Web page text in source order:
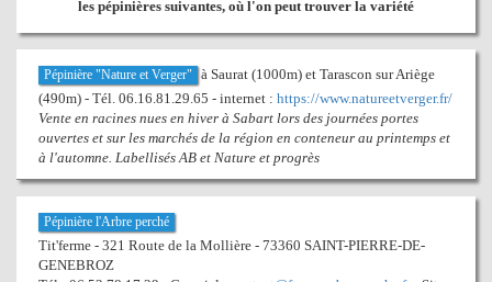
les pépinières suivantes, où l'on peut trouver la variété
Pépinière "Nature et Verger"
à Saurat (1000m) et Tarascon sur Ariège
(490m) - Tél. 06.16.81.29.65 - internet : https://www.natureetverger.fr/
Vente en racines nues en hiver à Sabart lors des journées portes
ouvertes et sur les marchés de la région en conteneur au printemps et
à l'automne. Labellisés AB et Nature et progrès
Pépinière l'Arbre perché
Tit'ferme - 321 Route de la Mollière - 73360 SAINT-PIERRE-DE-
GENEBROZ